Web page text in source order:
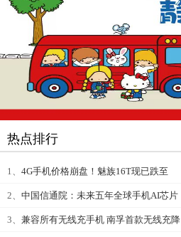
热点排行
1、 4G手机价格崩盘！魅族16T现已跌至
2、 中国信通院：未来五年全球手机AI芯片
3、 兼容所有无线充手机 南孚首款无线充降